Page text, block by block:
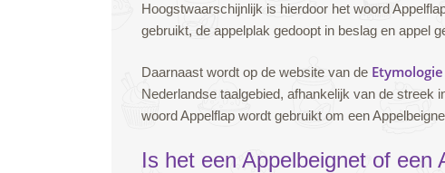
Hoogstwaarschijnlijk is hierdoor het woord
gebruikt, de appelplak gedoopt in beslag en appel
Daarnaast wordt op de website van de
Nederlandse taalgebied, afhankelijk van de streek
woord Appelflap wordt gebruikt om een
Is het een Appelbeignet of een